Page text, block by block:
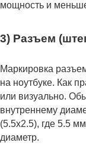
мощность и
3) Разъем
Маркировка
на ноутбуке. Как
или визуально.
внутреннему
(5.5x2.5), где 5.5
диаметр.